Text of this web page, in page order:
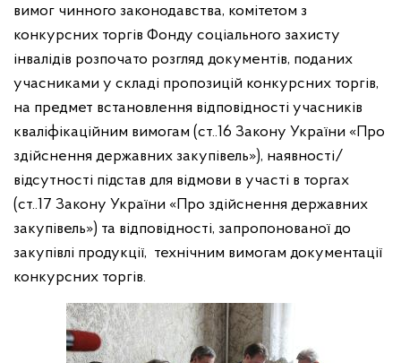
вимог чинного законодавства, комітетом з
конкурсних торгів Фонду соціального захисту
інвалідів розпочато розгляд документів, поданих
учасниками у складі пропозицій конкурсних торгів,
на предмет встановлення відповідності учасників
кваліфікаційним вимогам (ст..16 Закону України «Про
здійснення державних закупівель»), наявності/
відсутності підстав для відмови в участі в торгах
(ст..17 Закону України «Про здійснення державних
закупівель») та відповідності, запропонованої до
закупівлі продукції, технічним вимогам документації
конкурсних торгів.